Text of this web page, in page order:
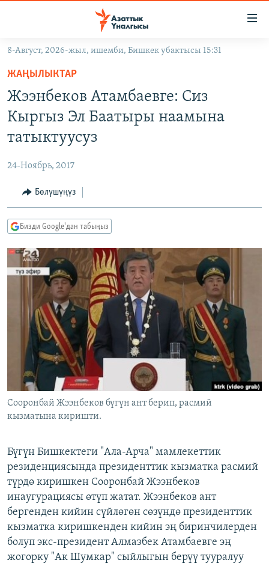
Навигацияга
өтүңүз
Издөөгө
салыңыз
КЫРГЫЗСТАН
МАДАНИЯТ
УКРАИНА
ТВ ПРОГРАММАЛАР
БҮГҮН АЗАТТЫКТА
ДАНИСТЕ
ЭЖЕ-СИҢДИЛЕР
АЗАТТЫК+
ЫҢГАЙСЫЗ СУРООЛОР
ПОДКАСТ
Русский
ОНЛАЙН ШЕРИНЕ
ЭЕ/АРнун бардык сайттары
8-Август, 2026-жыл, ишемби, Бишкек убактысы 15:31
ЖАҢЫЛЫКТАР
Жээнбеков Атамбаевге: Сиз
Кыргыз Эл Баатыры наамына
татыктуусуз
24-Ноябрь, 2017
Бөлүшүңүз
Бизди Google'дан табыңыз
Сооронбай Жээнбеков бүгүн ант берип, расмий
кызматына киришти.
Бүгүн Бишкектеги "Ала-Арча" мамлекеттик
резиденциясында президенттик кызматка расмий
түрдө киришкен Сооронбай Жээнбеков
инаугурациясы өтүп жатат. Жээнбеков ант
бергенден кийин сүйлөгөн сөзүндө президенттик
кызматка киришкенден кийин эң биринчилерден
болуп экс-президент Алмазбек Атамбаевге эң
жогорку "Ак Шумкар" сыйлыгын берүү тууралуу